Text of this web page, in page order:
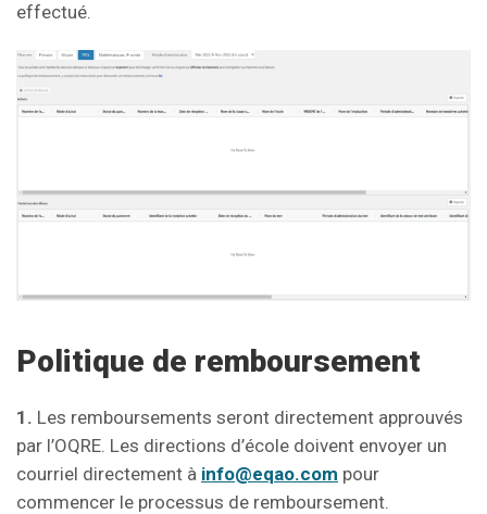
effectué.
Politique de remboursement
1. Les remboursements seront directement approuvés
par l’OQRE. Les directions d’école doivent envoyer un
courriel directement à info@eqao.com pour
commencer le processus de remboursement.